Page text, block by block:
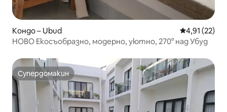
Кондо – Ubud Средна
4,91 (22)
НОВО Екосъобразно, модерно, уютно, 270° над Убуд
Супердомакин
Супердомакин